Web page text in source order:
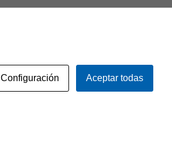
Política de privacidad
Configuración Aceptar todas